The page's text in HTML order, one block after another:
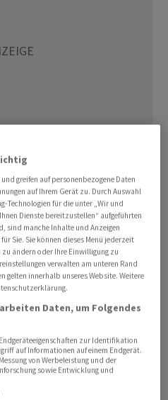
«Bewegung» für Deal mit
Trump Selenskyj zu
für ein Ende
gegen die Ukraine
Journalisten am Weissen
machen, und Selenskyj
sonst verpasst er eine
die US-Regierung den
Verhandlungsrunde, die
nächste Woche in Genf
ukrainische Vertreter
greifen auf personenbezogene Daten
auf Ihrem Gerät zu. Durch Auswahl
Technologien für die unter „Wir und
Dienste bereitzustellen“ aufgeführten
sind manche Inhalte und Anzeigen
Sie. Sie können dieses Menü jederzeit
ändern oder Ihre Einwilligung zu
verwalten am unteren Rand
gelten innerhalb unseres Website. Weitere
Daten, um Folgendes
zur Identifikation
auf Informationen auf einem Endgerät.
von Werbeleistung und der
sowie Entwicklung und